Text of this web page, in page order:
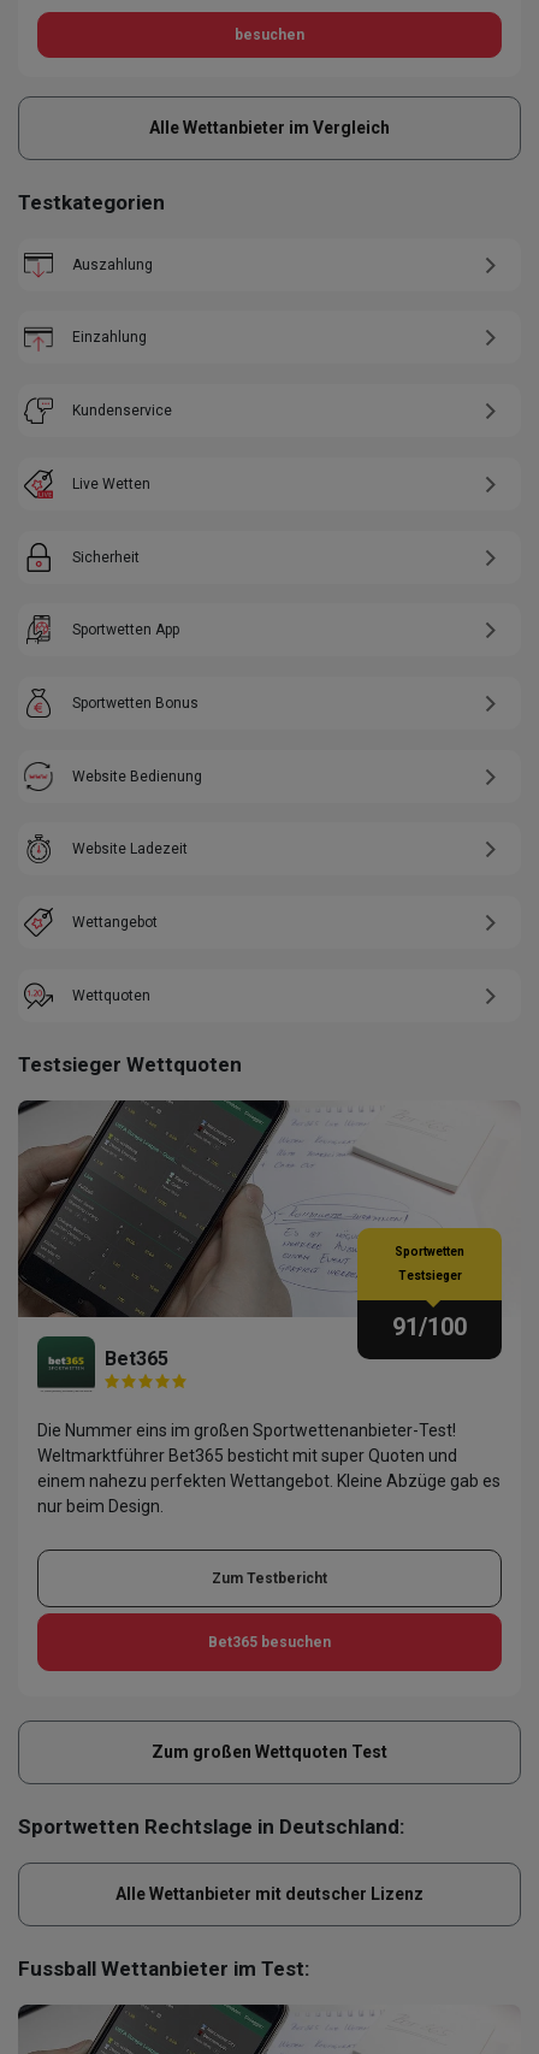
besuchen
Alle Wettanbieter im Vergleich
Testkategorien
Auszahlung
Einzahlung
Kundenservice
Live Wetten
Sicherheit
Sportwetten App
Sportwetten Bonus
Website Bedienung
Website Ladezeit
Wettangebot
Wettquoten
Testsieger Wettquoten
Bet365
Sportwetten
Testsieger
91/100
Die Nummer eins im großen Sportwettenanbieter-Test!
Weltmarktführer Bet365 besticht mit super Quoten und
einem nahezu perfekten Wettangebot. Kleine Abzüge gab es
nur beim Design.
Zum Testbericht
Bet365 besuchen
Zum großen Wettquoten Test
Sportwetten Rechtslage in Deutschland:
Alle Wettanbieter mit deutscher Lizenz
Fussball Wettanbieter im Test: